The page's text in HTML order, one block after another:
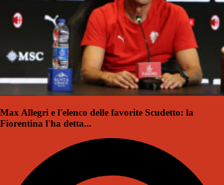
Max Allegri e l'elenco delle favorite Scudetto: la
Fiorentina l'ha detta...